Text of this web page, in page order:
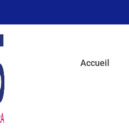
Accueil